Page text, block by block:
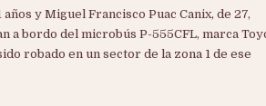
y Miguel Francisco Puac Canix, de 27,
a bordo del microbús P-555CFL, marca
robado en un sector de la zona 1 de ese